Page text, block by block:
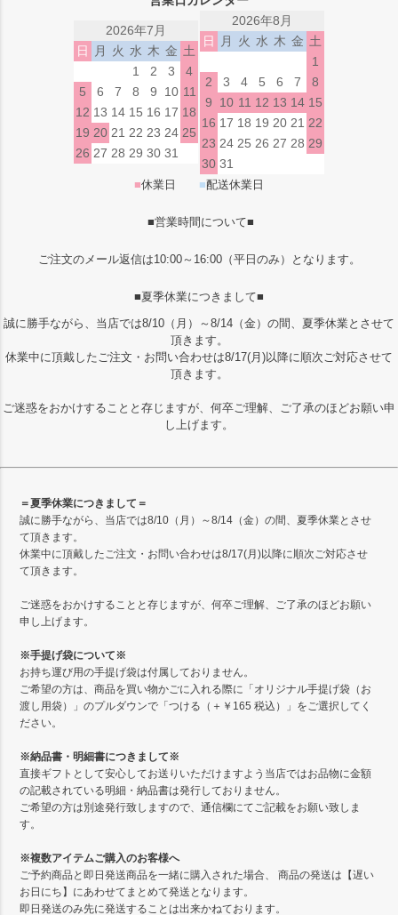
2026年7月
日
月 火 水 木 金 土
1
2 3
4
5
6 7 8 9 10 11
12 13 14 15 16 17 18
19 20 21 22 23 24 25
26 27 28 29 30 31
2026年8月
日
月 火 水 木 金 土
1
2
3 4 5 6 7
8
9
10 11 12 13 14 15
16 17 18 19 20 21 22
23 24 25 26 27 28 29
30 31
■休業日 ■配送休業日
■営業時間について■
ご注文のメール返信は10:00～16:00（平日のみ）となります。
■夏季休業につきまして■
誠に勝手ながら、当店では8/10（月）～8/14（金）の間、夏季休業とさせて
頂きます。
休業中に頂戴したご注文・お問い合わせは8/17(月)以降に順次ご対応させて
頂きます。
ご迷惑をおかけすることと存じますが、何卒ご理解、ご了承のほどお願い申
し上げます。
＝夏季休業につきまして＝
誠に勝手ながら、当店では8/10（月）～8/14（金）の間、夏季休業とさせ
て頂きます。
休業中に頂戴したご注文・お問い合わせは8/17(月)以降に順次ご対応させ
て頂きます。
ご迷惑をおかけすることと存じますが、何卒ご理解、ご了承のほどお願い
申し上げます。
※手提げ袋について※
お持ち運び用の手提げ袋は付属しておりません。
ご希望の方は、商品を買い物かごに入れる際に「オリジナル手提げ袋（お
渡し用袋）」のプルダウンで「つける（＋￥165 税込）」をご選択してく
ださい。
※納品書・明細書につきまして※
直接ギフトとして安心してお送りいただけますよう当店ではお品物に金額
の記載されている明細・納品書は発行しておりません。
ご希望の方は別途発行致しますので、通信欄にてご記載をお願い致しま
す。
※複数アイテムご購入のお客様へ
ご予約商品と即日発送商品を一緒に購入された場合、 商品の発送は【遅い
お日にち】にあわせてまとめて発送となります。
即日発送のみ先に発送することは出来かねております。